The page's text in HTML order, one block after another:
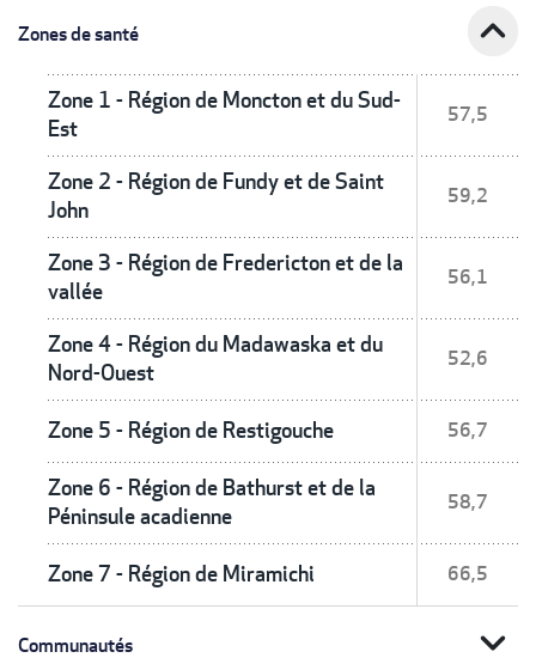
Zones de santé expand_less
Zone 1 - Région de Moncton et du Sud-
Est
57,5
Zone 2 - Région de Fundy et de Saint
John
59,2
Zone 3 - Région de Fredericton et de la
vallée
56,1
Zone 4 - Région du Madawaska et du
Nord-Ouest
52,6
Zone 5 - Région de Restigouche 56,7
Zone 6 - Région de Bathurst et de la
Péninsule acadienne
58,7
Zone 7 - Région de Miramichi 66,5
Communautés expand_more